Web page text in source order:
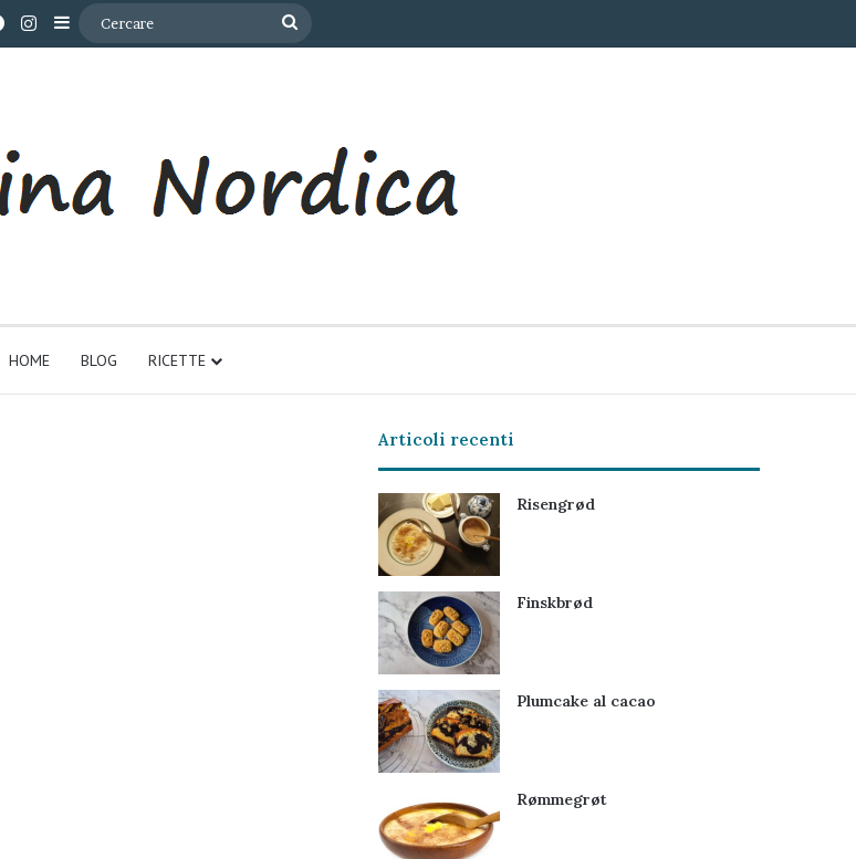
Facebook
Instagram
Barra laterale Cercare
HOME BLOG RICETTE
Articoli recenti
Risengrød
Finskbrød
Plumcake al cacao
Rømmegrøt